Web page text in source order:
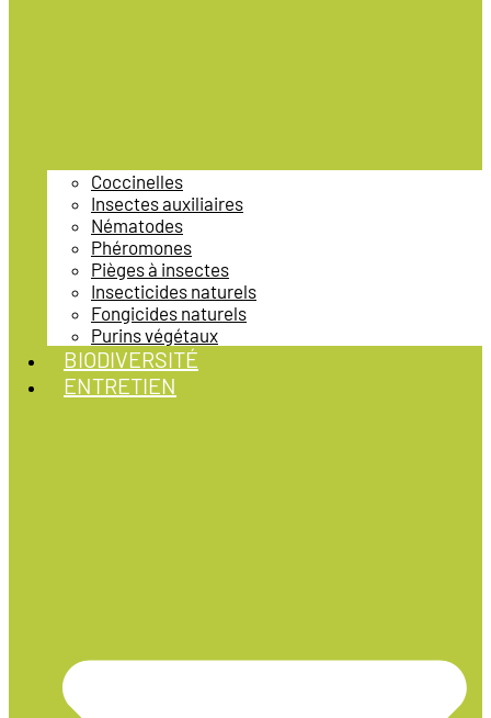
Coccinelles
Insectes auxiliaires
Nématodes
Phéromones
Pièges à insectes
Insecticides naturels
Fongicides naturels
Purins végétaux
BIODIVERSITÉ
ENTRETIEN